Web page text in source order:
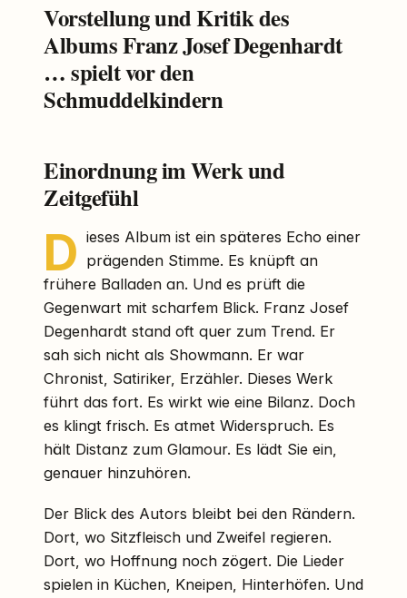
Vorstellung und Kritik des
Albums Franz Josef Degenhardt
… spielt vor den
Schmuddelkindern
Einordnung im Werk und
Zeitgefühl
D ieses Album ist ein späteres Echo einer
prägenden Stimme. Es knüpft an
frühere Balladen an. Und es prüft die
Gegenwart mit scharfem Blick. Franz Josef
Degenhardt stand oft quer zum Trend. Er
sah sich nicht als Showmann. Er war
Chronist, Satiriker, Erzähler. Dieses Werk
führt das fort. Es wirkt wie eine Bilanz. Doch
es klingt frisch. Es atmet Widerspruch. Es
hält Distanz zum Glamour. Es lädt Sie ein,
genauer hinzuhören.
Der Blick des Autors bleibt bei den Rändern.
Dort, wo Sitzfleisch und Zweifel regieren.
Dort, wo Hoffnung noch zögert. Die Lieder
spielen in Küchen, Kneipen, Hinterhöfen. Und